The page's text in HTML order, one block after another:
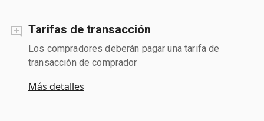
Tarifas de transacción
Los compradores deberán pagar una tarifa de
transacción de comprador
Más detalles